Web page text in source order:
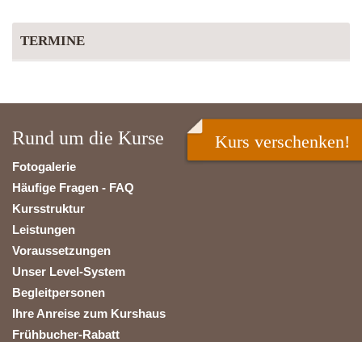
TERMINE
Rund um die Kurse
Fotogalerie
Häufige Fragen - FAQ
Kursstruktur
Leistungen
Voraussetzungen
Unser Level-System
Begleitpersonen
Ihre Anreise zum Kurshaus
Frühbucher-Rabatt
Kurs verschenken!